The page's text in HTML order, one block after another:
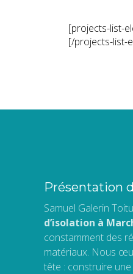
[projects-list-
[/projects-list-
Présentation
Samuel Galerin
d’isolation à
constamment des
matériaux. Nous
tête : construire